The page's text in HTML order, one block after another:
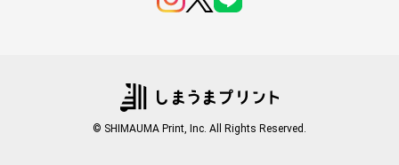
© SHIMAUMA Print, Inc. All Rights Reserved.